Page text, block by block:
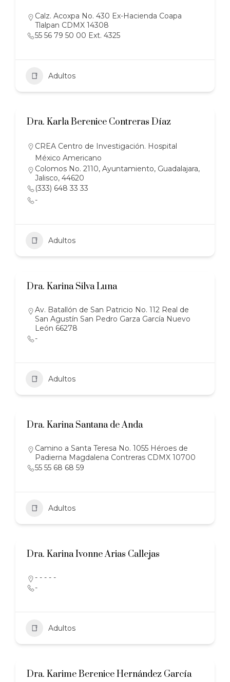
Calz. Acoxpa No. 430 Ex-Hacienda Coapa
Tlalpan CDMX 14308
55 56 79 50 00 Ext. 4325
Adultos
Dra. Karla Berenice Contreras Díaz
CREA Centro de Investigación. Hospital
México Americano
Colomos No. 2110, Ayuntamiento, Guadalajara,
Jalisco, 44620
(333) 648 33 33
-
Adultos
Dra. Karina Silva Luna
Av. Batallón de San Patricio No. 112 Real de
San Agustín San Pedro Garza García Nuevo
León 66278
-
Adultos
Dra. Karina Santana de Anda
Camino a Santa Teresa No. 1055 Héroes de
Padierna Magdalena Contreras CDMX 10700
55 55 68 68 59
Adultos
Dra. Karina Ivonne Arias Callejas
- - - - -
-
Adultos
Dra. Karime Berenice Hernández García